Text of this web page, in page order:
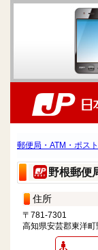
郵便局・ATM・ポス
野根郵便
住所
〒781-7301
高知県安芸郡東洋町